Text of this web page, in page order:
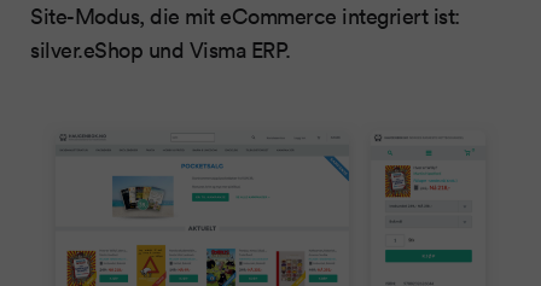
Site-Modus, die mit eCommerce integriert ist:
silver.eShop und Visma ERP.